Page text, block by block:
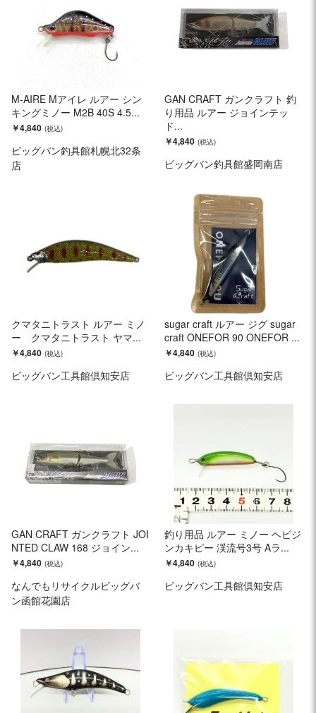
M-AIRE Mアイレ ルアー シン
キングミノー M2B 40S 4.5...
￥4,840
ビッグバン釣具館札幌北32条
店
GAN CRAFT ガンクラフト 釣
り用品 ルアー ジョインテッ
ド...
￥4,840
ビッグバン釣具館盛岡南店
クマタニトラスト ルアー ミノ
ー クマタニトラスト ヤマ...
￥4,840
ビッグバン工具館倶知安店
sugar craft ルアー ジグ sugar
craft ONEFOR 90 ONEFOR ...
￥4,840
ビッグバン工具館倶知安店
GAN CRAFT ガンクラフト JOI
NTED CLAW 168 ジョイン...
￥4,840
なんでもリサイクルビッグバ
ン函館花園店
釣り用品 ルアー ミノー ヘビジ
ンカキピー 渓流号3号 Aラ...
￥4,840
ビッグバン工具館倶知安店